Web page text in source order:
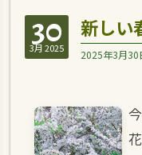
30
3月 2025
新しい
2025年3月